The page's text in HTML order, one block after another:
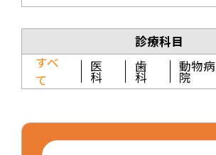
診療科目
すべ
て
医
科
歯
科
動物病
院